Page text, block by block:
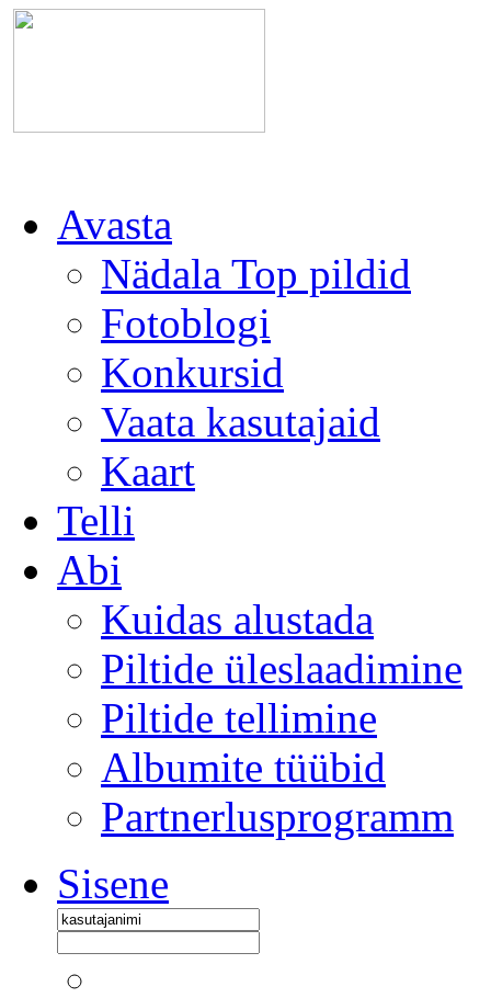
Avasta
Nädala Top pildid
Fotoblogi
Konkursid
Vaata kasutajaid
Kaart
Telli
Abi
Kuidas alustada
Piltide üleslaadimine
Piltide tellimine
Albumite tüübid
Partnerlusprogramm
Sisene